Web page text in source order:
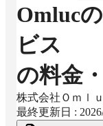
Omluc
ビス
の料金
株式会社Ｏｍｌ
最終更新日 :